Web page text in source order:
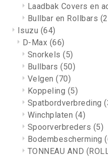
Laadbak Covers en
Bullbar en Rollbars
Isuzu (64)
D-Max (66)
Snorkels(5)
Bullbars(50)
Velgen(70)
Koppeling (5)
Spatbordverbreding
Winchplaten (4)
Spoorverbreders (5)
Bodembescherming
TONNEAU AND